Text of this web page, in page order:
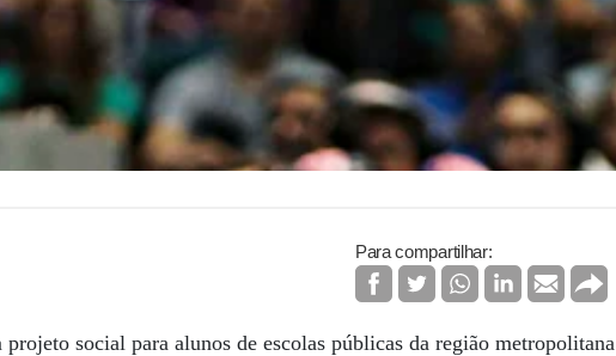
Para compartilhar:
social para alunos de escolas públicas da região metropolitana